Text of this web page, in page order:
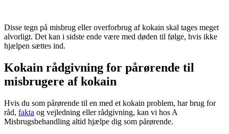
Disse tegn på misbrug eller overforbrug af kokain skal tages meget
alvorligt. Det kan i sidste ende være med døden til følge, hvis ikke
hjælpen sættes ind.
Kokain rådgivning for pårørende til
misbrugere af kokain
Hvis du som pårørende til en med et kokain problem, har brug for
råd, fakta og vejledning eller rådgivning, kan vi hos A
Misbrugsbehandling altid hjælpe dig som pårørende.